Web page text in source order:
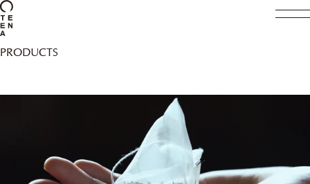
四季折々
PRODUCTS